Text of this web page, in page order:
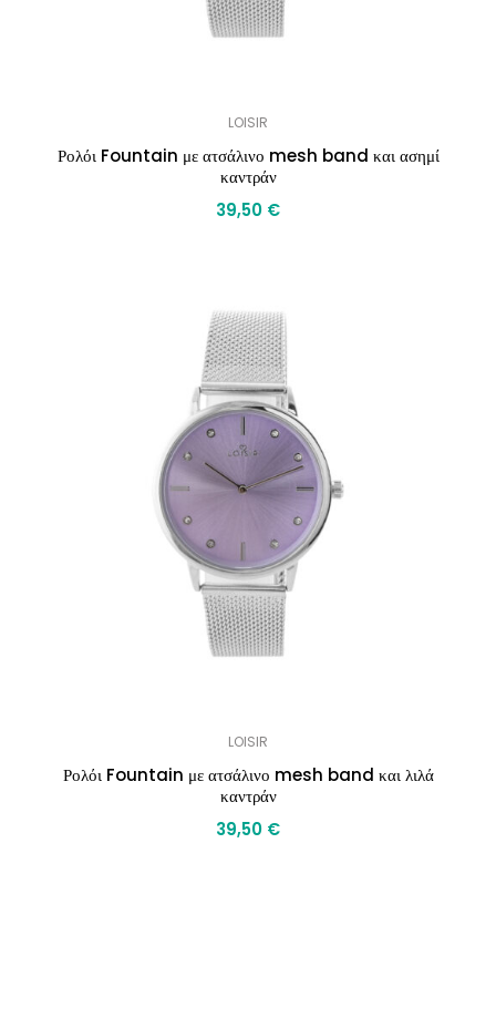
LOISIR
Ρολόι Fountain με ατσάλινο mesh band και ασημί
καντράν
39,50 €
LOISIR
Ρολόι Fountain με ατσάλινο mesh band και λιλά
καντράν
39,50 €